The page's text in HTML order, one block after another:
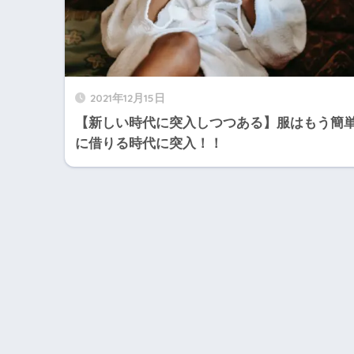
2021年12月15日
【新しい時代に突入しつつある】服はもう簡
に借りる時代に突入！！